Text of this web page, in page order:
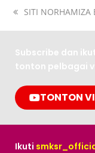
SITI NORHAMIZA
Subscribe dan
tonton pelbagai
TONTON
Ikuti